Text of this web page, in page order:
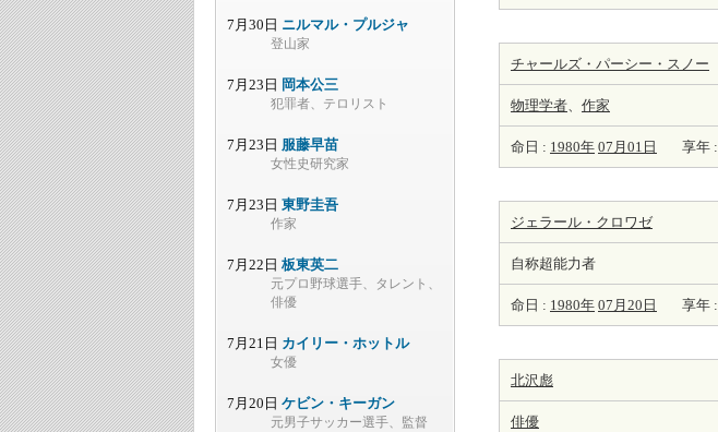
チャールズ・パーシー・スノー
物理学者、 作家
命日 : 1980年 07月01日 享年 :
ジェラール・クロワゼ
自称超能力者
命日 : 1980年 07月20日 享年 :
北沢彪
俳優
7月30日 ニルマル・プルジャ
登山家
7月23日 岡本公三
犯罪者、テロリスト
7月23日 服藤早苗
女性史研究家
7月23日 東野圭吾
作家
7月22日 板東英二
元プロ野球選手、タレント、
俳優
7月21日 カイリー・ホットル
女優
7月20日 ケビン・キーガン
元男子サッカー選手、監督